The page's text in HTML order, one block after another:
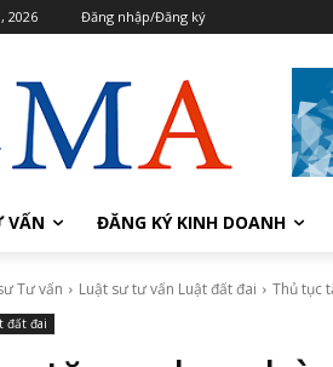
2026 Đăng nhập/Đăng ký
VẤN ĐĂNG KÝ KINH DOANH
Tư vấn Luật sư tư vấn Luật đất đai Thủ tục
đất đai